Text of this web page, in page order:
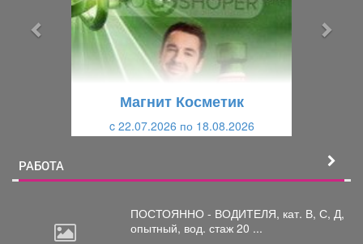
Магнит Косметик
c 22.07.2026 по 18.08.2026
РАБОТА
ПОСТОЯННО - ВОДИТЕЛЯ, кат. В, С, Д,
опытный, вод. стаж 20 ...